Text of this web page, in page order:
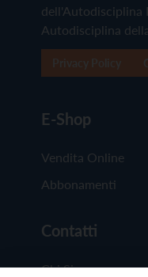
dell'Autodisciplina
Autodisciplina
E-Shop
Vendita Online
Abbonamenti
Contatti
Chi Siamo